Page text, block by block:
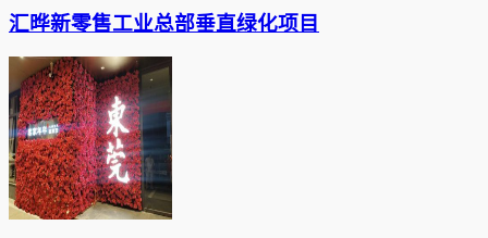
汇晔新零售工业总部垂直绿化项目